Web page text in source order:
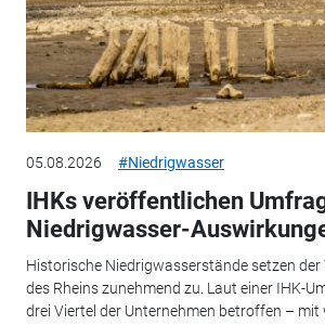
05.08.2026 #Niedrigwasser
IHKs veröffentlichen
Niedrigwasser-
Historische Niedrigwasserstände setzen
des Rheins zunehmend zu. Laut einer IHK-
drei Viertel der Unternehmen betroffen – mit